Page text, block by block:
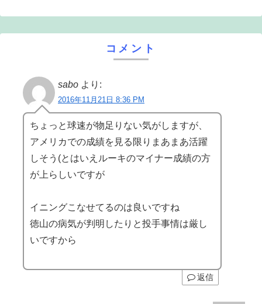
コメント
sabo より:
2016年11月21日 8:36 PM
ちょっと球速が物足りない気がしますが、
アメリカでの成績を見る限りまあまあ活躍
しそう(とはいえルーキのマイナー成績の方
が上らしいですが
イニングこなせてるのは良いですね
徳山の病気が判明したりと投手事情は厳し
いですから
返信